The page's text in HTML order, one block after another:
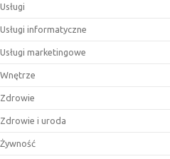
Usługi
Usługi informatyczne
Usługi marketingowe
Wnętrze
Zdrowie
Zdrowie i uroda
Żywność